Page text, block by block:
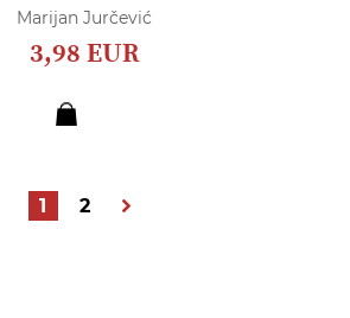
Marijan Jurčević
3,98 EUR
Stranica
Trenutrno pregledavate
1 Stranica
2